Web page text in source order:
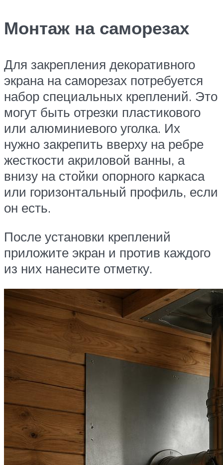
Монтаж на саморезах
Для закрепления декоративного
экрана на саморезах потребуется
набор специальных креплений. Это
могут быть отрезки пластикового
или алюминиевого уголка. Их
нужно закрепить вверху на ребре
жесткости акриловой ванны, а
внизу на стойки опорного каркаса
или горизонтальный профиль, если
он есть.
После установки креплений
приложите экран и против каждого
из них нанесите отметку.